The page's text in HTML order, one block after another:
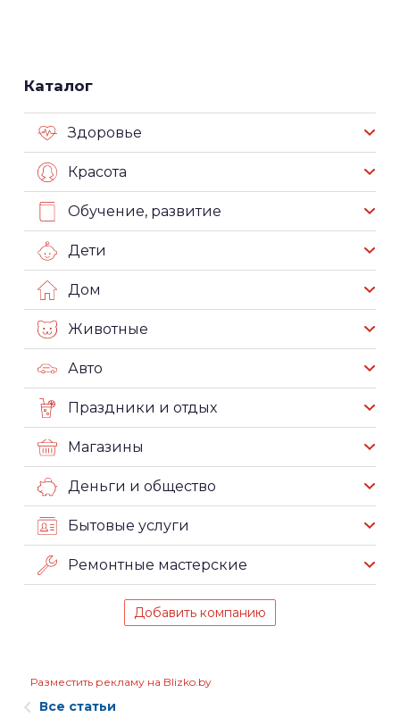
Каталог
Здоровье
Красота
Обучение, развитие
Дети
Дом
Животные
Авто
Праздники и отдых
Магазины
Деньги и общество
Бытовые услуги
Ремонтные мастерские
Добавить компанию
Разместить рекламу на Blizko.by
Все статьи